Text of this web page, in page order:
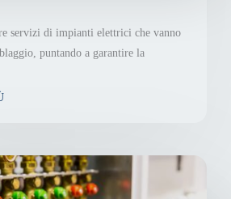
servizi di impianti elettrici che vanno
puntando a garantire la